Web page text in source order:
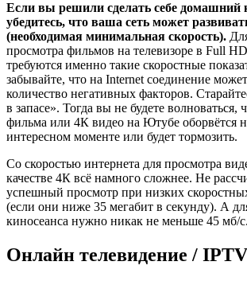
Если вы решили сделать себе домашний
убедитесь, что ваша сеть может
(необходимая минимальная скорость).
просмотра фильмов на телевизоре в Full
требуются именно такие скоростные
забывайте, что на Internet соединение
количество негативных факторов.
в запасе». Тогда вы не будете волноваться,
фильма или 4К видео на Ютубе оборвётся
интересном моменте или будет тормозить.
Со скоростью интернета для просмотра
качестве 4К всё намного сложнее. Не
успешный просмотр при низких
(если они ниже 35 мегабит в секунду). А
киносеанса нужно никак не меньше 45 мб/с.
Онлайн телевидение / IPTV